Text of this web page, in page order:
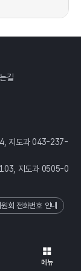
메뉴
길
지도과 043-237-
지도과 0505-0
원회 전화번호 안내